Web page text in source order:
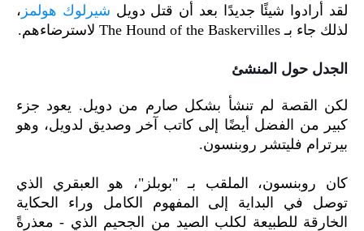
لقد أرادوا شيئًا جديدًا بعد أن قتل دويل شيرلوك هولمز ،
لذلك جاء بـ The Hound of the Baskervilles لاسترضاءهم.
الجدل حول المنشئ
لكن القصة لم تنشأ بشكل صارم من دويل. يعود جزء
كبير من الفضل أيضًا إلى كاتب آخر وصديق لدويل، وهو
بيرترام فليتشر روبنسون.
كان روبنسون، الملقب بـ "بوبلز"، هو العبقري الذي
توصل في البداية إلى المفهوم الكامل وراء الحكاية
الخارقة للطبيعة لكلب الصيد من الجحيم الذي - معذرةً